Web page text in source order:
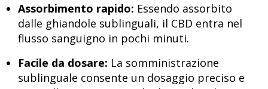
Assorbimento rapido: Essendo assorbito
dalle ghiandole sublinguali, il CBD entra nel
flusso sanguigno in pochi minuti.
Facile da dosare: La somministrazione
sublinguale consente un dosaggio preciso e